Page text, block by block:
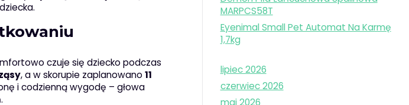
czuje się dziecko podczas
, a w skorupie zaplanowano11
i codzienną wygodę – głowa
MARPCS58T
Eyenimal Small Pet Automat Na Karmę
1,7kg
lipiec 2026
czerwiec 2026
maj 2026